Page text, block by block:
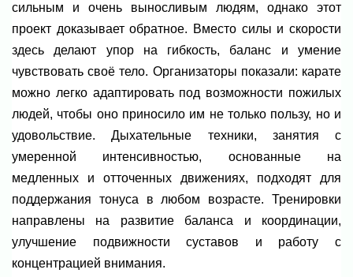
сильным и очень выносливым людям, однако этот
проект доказывает обратное. Вместо силы и скорости
здесь делают упор на гибкость, баланс и умение
чувствовать своё тело. Организаторы показали: карате
можно легко адаптировать под возможности пожилых
людей, чтобы оно приносило им не только пользу, но и
удовольствие. Дыхательные техники, занятия с
умеренной интенсивностью, основанные на
медленных и отточенных движениях, подходят для
поддержания тонуса в любом возрасте. Тренировки
направлены на развитие баланса и координации,
улучшение подвижности суставов и работу с
концентрацией внимания.